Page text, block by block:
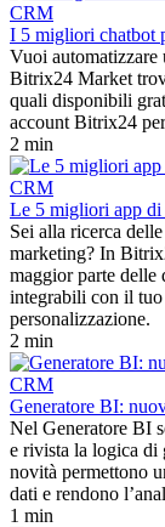
CRM
I 5 migliori chatbot
Vuoi
Bitrix24 Market
quali disponibili
account Bitrix24
2 min
CRM
Le 5 migliori app di
Sei alla ricerca
marketing? In
maggior parte delle
integrabili con il
personalizzazione.
2 min
CRM
Generatore BI:
Nel Generatore BI
e rivista la logica di
novità permettono
dati e rendono
1 min